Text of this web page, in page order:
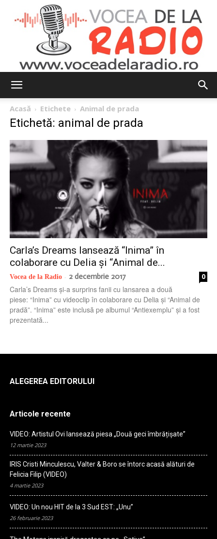
la
radio
Acasă Etichete Animal de prada
Etichetă: animal de prada
Carla’s Dreams lansează “Inima” în
colaborare cu Delia și “Animal de...
Vocea de la Radio - 2 decembrie 2017 0
Carla’s Dreams și-a surprins fanii cu lansarea a două
piese: “Inima” cu videoclip în colaborare cu Delia și “Animal de
pradă”. “Inima” este inclusă pe albumul “Antiexemplu” și a fost
prezentată...
ALEGEREA EDITORULUI
Articole recente
VIDEO: Artistul Ovi lansează piesa „Două geci îmbrățișate”
12 martie 2023
IRIS Cristi Minculescu, Valter & Boro se întorc acasă alături de
Felicia Filip (VIDEO)
4 martie 2023
VIDEO: Un nou HIT de la 3 Sud EST: „Unu”
26 februarie 2023